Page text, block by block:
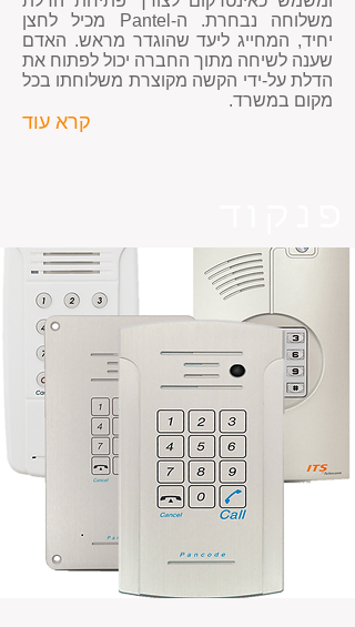
משלוחה נבחרת. ה-Pantel מכיל לחצן
יחיד, המחייג ליעד שהוגדר מראש. האדם
שענה לשיחה מתוך החברה יכול לפתוח את
הדלת על-ידי הקשה מקוצרת משלוחתו בכל
מקום במשרד.
קרא עוד